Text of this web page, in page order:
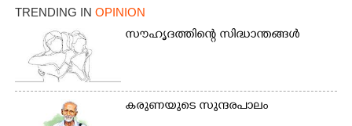
TRENDING IN OPINION
സൗഹൃദത്തിന്റെ സിദ്ധാന്തങ്ങൾ
കരുണയുടെ സുന്ദരപാലം